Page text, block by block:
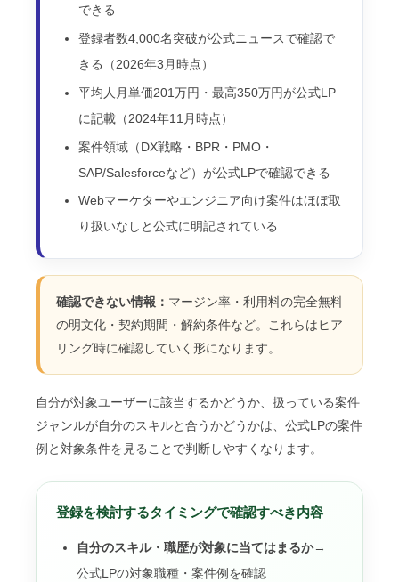
できる
登録者数4,000名突破が公式ニュースで確認で
きる（2026年3月時点）
平均人月単価201万円・最高350万円が公式LP
に記載（2024年11月時点）
案件領域（DX戦略・BPR・PMO・
SAP/Salesforceなど）が公式LPで確認できる
Webマーケターやエンジニア向け案件はほぼ取
り扱いなしと公式に明記されている
確認できない情報： マージン率・利用料の完全無料
の明文化・契約期間・解約条件など。これらはヒア
リング時に確認していく形になります。
自分が対象ユーザーに該当するかどうか、扱っている案件
ジャンルが自分のスキルと合うかどうかは、公式LPの案件
例と対象条件を見ることで判断しやすくなります。
登録を検討するタイミングで確認すべき内容
自分のスキル・職歴が対象に当てはまるか→
公式LPの対象職種・案件例を確認